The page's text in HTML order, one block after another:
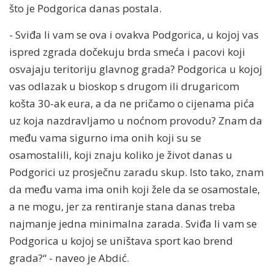
što je Podgorica danas postala.
- Sviđa li vam se ova i ovakva Podgorica, u kojoj vas
ispred zgrada dočekuju brda smeća i pacovi koji
osvajaju teritoriju glavnog grada? Podgorica u kojoj
vas odlazak u bioskop s drugom ili drugaricom
košta 30-ak eura, a da ne pričamo o cijenama pića
uz koja nazdravljamo u noćnom provodu? Znam da
među vama sigurno ima onih koji su se
osamostalili, koji znaju koliko je život danas u
Podgorici uz prosječnu zaradu skup. Isto tako, znam
da među vama ima onih koji žele da se osamostale,
a ne mogu, jer za rentiranje stana danas treba
najmanje jedna minimalna zarada. Sviđa li vam se
Podgorica u kojoj se uništava sport kao brend
grada?“ - naveo je Abdić.